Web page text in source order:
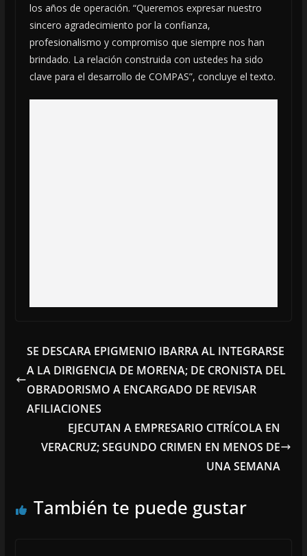
los años de operación. “Queremos expresar nuestro
sincero agradecimiento por la confianza,
profesionalismo y compromiso que siempre nos han
brindado. La relación construida con ustedes ha sido
clave para el desarrollo de COMPAS”, concluye el texto.
SE DESCARA EPIGMENIO IBARRA AL INTEGRARSE
A LA DIRIGENCIA DE MORENA; DE CRONISTA DEL
OBRADORISMO A ENCARGADO DE REVISAR
AFILIACIONES
EJECUTAN A EMPRESARIO CITRÍCOLA EN
VERACRUZ; SEGUNDO CRIMEN EN MENOS DE
UNA SEMANA
También te puede gustar